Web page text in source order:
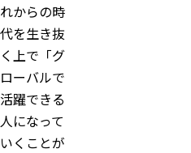
れからの時
代を生き抜
く上で「グ
ローバルで
活躍できる
人になって
いくことが